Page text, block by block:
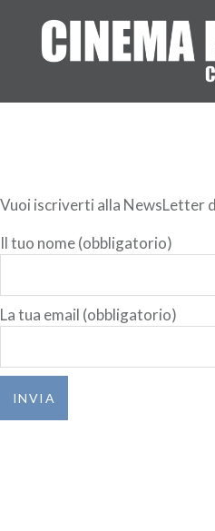
contenuto
Vuoi iscriverti alla NewsLetter
Il tuo nome (obbligatorio)
La tua email (obbligatorio)